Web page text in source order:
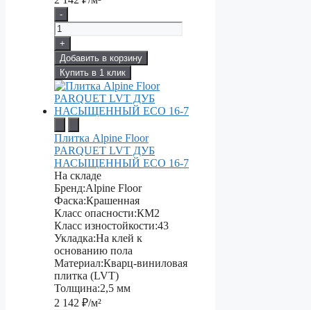
-
+
Добавить в корзину
Купить в 1 клик
Плитка Alpine Floor
PARQUET LVT ДУБ
НАСЫЩЕННЫЙ ЕСО 16-7
На складе
Бренд:Alpine Floor
Фаска:Крашенная
Класс опасности:КМ2
Класс изностойкости:43
Укладка:На клей к
основанию пола
Материал:Кварц-виниловая
плитка (LVT)
Толщина:2,5 мм
2 142 ₽/м²